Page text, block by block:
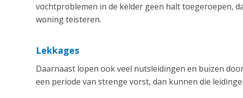
vochtproblemen in de kelder geen halt toegeroepen,
woning teisteren.
Lekkages
Daarnaast lopen ook veel nutsleidingen en buizen
een periode van strenge vorst, dan kunnen die